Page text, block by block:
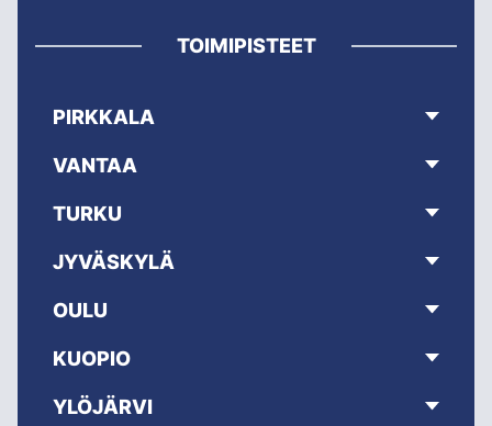
TOIMIPISTEET
PIRKKALA
VANTAA
TURKU
JYVÄSKYLÄ
OULU
KUOPIO
YLÖJÄRVI